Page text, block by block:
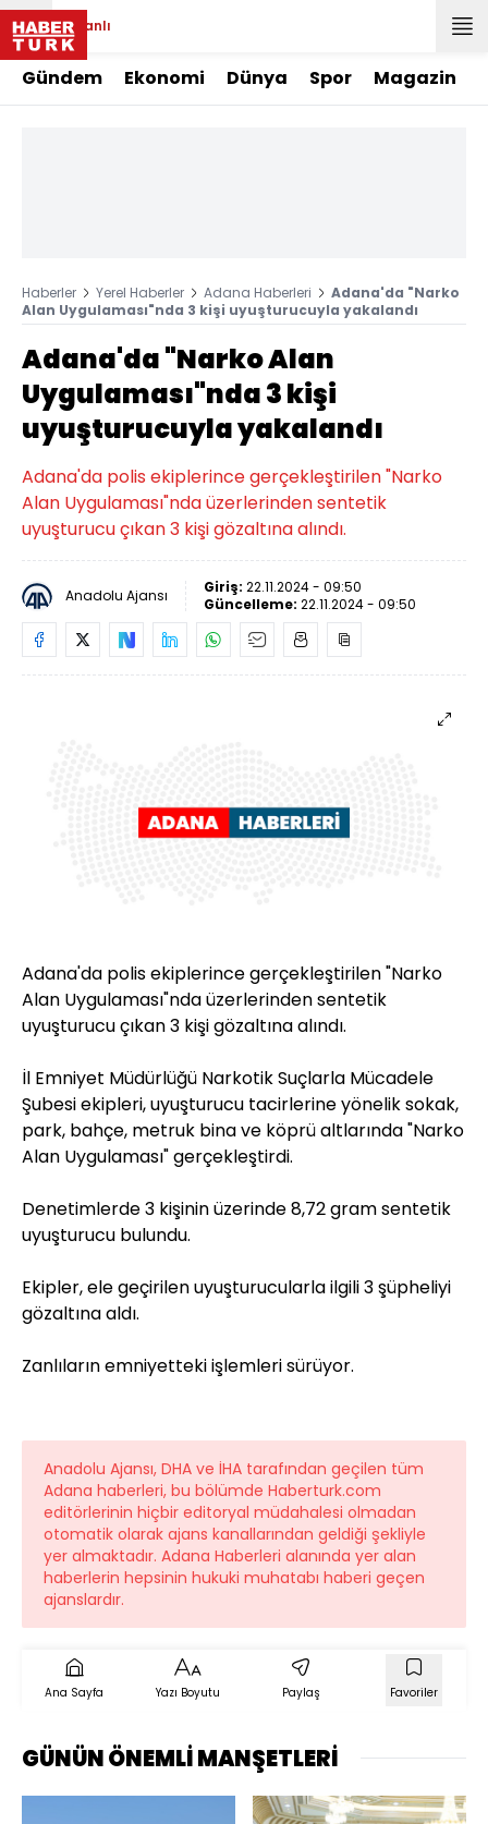
Canlı
Gündem Ekonomi Dünya Spor Magazin
Haberler Yerel Haberler Adana Haberleri
Adana'da "Narko
Alan Uygulaması"nda 3 kişi uyuşturucuyla yakalandı
Adana'da "Narko Alan
Uygulaması"nda 3 kişi
uyuşturucuyla yakalandı
Adana'da polis ekiplerince gerçekleştirilen "Narko
Alan Uygulaması"nda üzerlerinden sentetik
uyuşturucu çıkan 3 kişi gözaltına alındı.
Anadolu Ajansı Giriş: 22.11.2024 - 09:50
Güncelleme: 22.11.2024 - 09:50
Adana'da polis ekiplerince gerçekleştirilen "Narko
Alan Uygulaması"nda üzerlerinden sentetik
uyuşturucu çıkan 3 kişi gözaltına alındı.
İl Emniyet Müdürlüğü Narkotik Suçlarla Mücadele
Şubesi ekipleri, uyuşturucu tacirlerine yönelik sokak,
park, bahçe, metruk bina ve köprü altlarında "Narko
Alan Uygulaması" gerçekleştirdi.
Denetimlerde 3 kişinin üzerinde 8,72 gram sentetik
uyuşturucu bulundu.
Ekipler, ele geçirilen uyuşturucularla ilgili 3 şüpheliyi
gözaltına aldı.
Zanlıların emniyetteki işlemleri sürüyor.
Anadolu Ajansı, DHA ve İHA tarafından geçilen tüm
Adana haberleri, bu bölümde Haberturk.com
editörlerinin hiçbir editoryal müdahalesi olmadan
otomatik olarak ajans kanallarından geldiği şekliyle
yer almaktadır. Adana Haberleri alanında yer alan
haberlerin hepsinin hukuki muhatabı haberi geçen
ajanslardır.
Ana Sayfa Yazı Boyutu Paylaş Favoriler
GÜNÜN ÖNEMLİ MANŞETLERİ